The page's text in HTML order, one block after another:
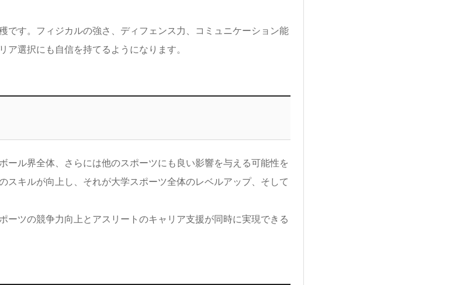
です。フィジカルの強さ、ディフェンス力、コミュニケーション能
選択にも自信を持てるようになります。
ル界全体、さらには他のスポーツにも良い影響を与える可能性を
キルが向上し、それが大学スポーツ全体のレベルアップ、そして
ツの競争力向上とアスリートのキャリア支援が同時に実現できる